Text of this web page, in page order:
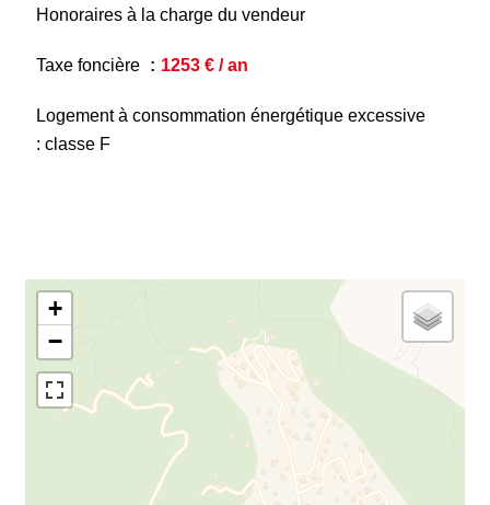
Honoraires à la charge du vendeur
Taxe foncière 1253 € / an
Logement à consommation énergétique excessive
: classe F
+
−